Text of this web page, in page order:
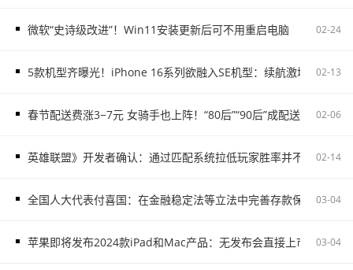
微软“史诗级改进”！Win11安装更新后可不用重启电脑 02-24
5款机型齐曝光！iPhone 16系列欲融入SE机型：续航激增、8G内
02-13
春节配送费涨3−7元 女骑手也上阵！“80后”“90后”成配送主力02-06
英雄联盟》开发者确认：通过匹配系统拉低玩家胜率并不存在02-14
全国人大代表付喜国：在金融稳定法等立法中完善存款保险制度
03-04
苹果即将发布2024款iPad和Mac产品：无发布会直接上市 03-04